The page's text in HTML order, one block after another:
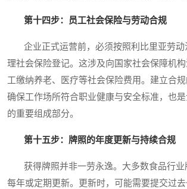
第十四步：员工社会保险与劳动合规
企业正式运营前，必须按照利比里亚劳动
理社会保险登记。这涉及向国家社会保障机
工缴纳养老、医疗等社会保险费用。建立合规
确保工作场所符合职业健康与安全标准，也
的重要组成部分。
第十五步：牌照的年度更新与持续合规
获得牌照并非一劳永逸。大多数食品行业
每年或定期更新。更新时，可能需要提交过去